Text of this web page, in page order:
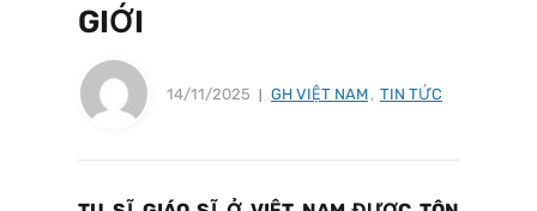
GIỚI
14/11/2025 GH VIỆT NAM , TIN TỨC